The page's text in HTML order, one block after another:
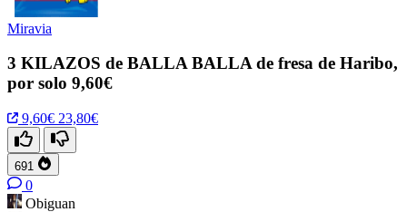
Miravia
3 KILAZOS de BALLA BALLA de fresa de Haribo,
por solo 9,60€
9,60€ 23,80€
691
0
Obiguan